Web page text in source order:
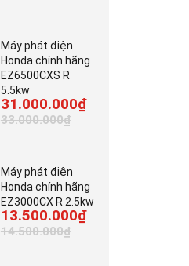
Máy phát điện
Honda chính hãng
EZ6500CXS R
5.5kw
31.000.000₫
33.000.000₫
Máy phát điện
Honda chính hãng
EZ3000CX R 2.5kw
13.500.000₫
14.500.000₫